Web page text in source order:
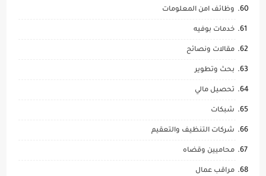
وظائف امن المعلومات
خدمات بوفيه
مقالات ونصائح
بحث وتطوير
تحصيل مالي
شبكات
شركات التنظيف والتعقيم
محاميين وقضاه
مراقب عمال